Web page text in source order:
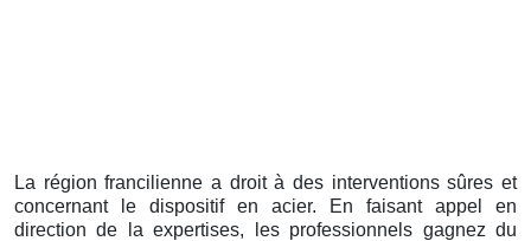
La région francilienne a droit à des interventions sûres et
concernant le dispositif en acier. En faisant appel en
direction de la expertises, les professionnels gagnez du